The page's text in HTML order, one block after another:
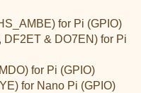
for Pi (GPIO)
DF2ET & DO7EN) for Pi
for Pi (GPIO)
for Nano Pi (GPIO)